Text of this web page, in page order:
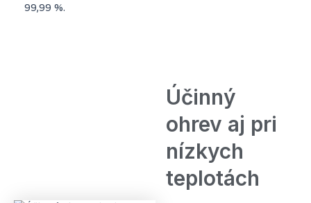
99,99 %.
Účinný
ohrev aj pri
nízkych
teplotách